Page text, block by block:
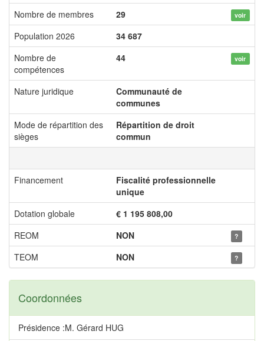
Nombre de membres 29 voir
Population 2026
34 687
Nombre de
compétences
44 voir
Nature juridique
Communauté de
communes
Mode de répartition des
sièges
Répartition de droit
commun
Financement
Fiscalité professionnelle
unique
Dotation globale
€ 1 195 808,00
REOM
NON ?
TEOM NON ?
Coordonnées
Présidence :M. Gérard HUG